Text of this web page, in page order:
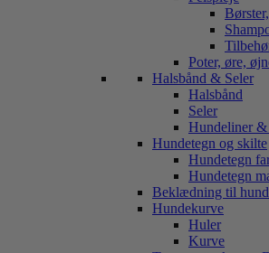
Poter, øre,
Halsbånd & Seler
Halsbånd
Seler
Hundeliner &
Hundetegn og skilte
Hundetegn
Hundetegn
Beklædning til
Hundekurve
Huler
Kurve